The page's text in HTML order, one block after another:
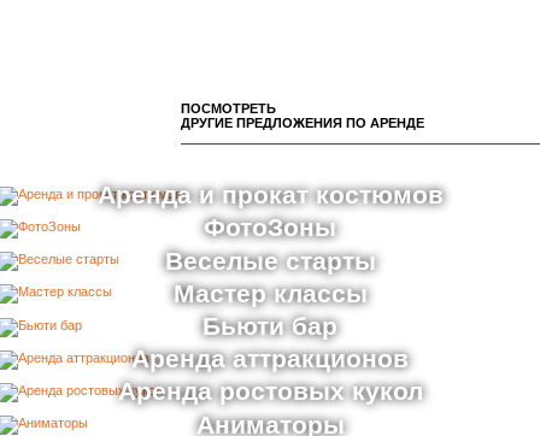
ПОСМОТРЕТЬ
ДРУГИЕ ПРЕДЛОЖЕНИЯ ПО АРЕНДЕ
Аренда и прокат костюмов
ФотоЗоны
Веселые старты
Мастер классы
Бьюти бар
Аренда аттракционов
Аренда ростовых кукол
Аниматоры